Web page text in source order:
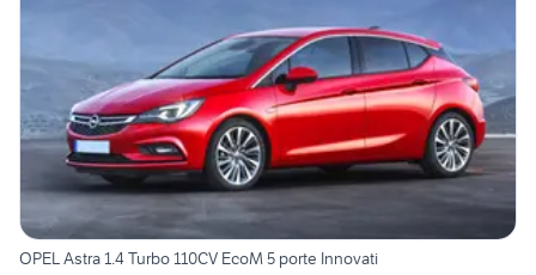
OPEL Astra 1.4 Turbo 110CV EcoM 5 porte Innovati